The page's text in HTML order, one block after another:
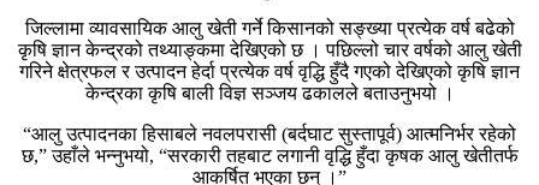
जिल्लामा व्यावसायिक आलु खेती गर्ने किसानको सङ्ख्या प्रत्येक वर्ष बढेको
कृषि ज्ञान केन्द्रको तथ्याङ्कमा देखिएको छ । पछिल्लो चार वर्षको आलु खेती
गरिने क्षेत्रफल र उत्पादन हेर्दा प्रत्येक वर्ष वृद्धि हुँदै गएको देखिएको कृषि ज्ञान
केन्द्रका कृषि बाली विज्ञ सञ्जय ढकालले बताउनुभयो ।
“आलु उत्पादनका हिसाबले नवलपरासी (बर्दघाट सुस्तापूर्व) आत्मनिर्भर रहेको
छ,” उहाँले भन्नुभयो, “सरकारी तहबाट लगानी वृद्धि हुँदा कृषक आलु खेतीतर्फ
आकर्षित भएका छन् ।”